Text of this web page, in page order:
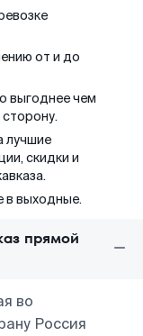
от и до
выгоднее чем
лучшие
скидки и
в выходные.
прямой
во
Россия